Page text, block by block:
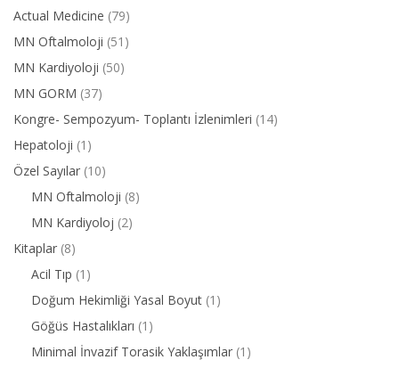
Actual Medicine (79)
MN Oftalmoloji (51)
MN Kardiyoloji (50)
MN GORM (37)
Kongre- Sempozyum- Toplantı İzlenimleri (14)
Hepatoloji (1)
Özel Sayılar (10)
MN Oftalmoloji (8)
MN Kardiyoloj (2)
Kitaplar (8)
Acil Tıp (1)
Doğum Hekimliği Yasal Boyut (1)
Göğüs Hastalıkları (1)
Minimal İnvazif Torasik Yaklaşımlar (1)